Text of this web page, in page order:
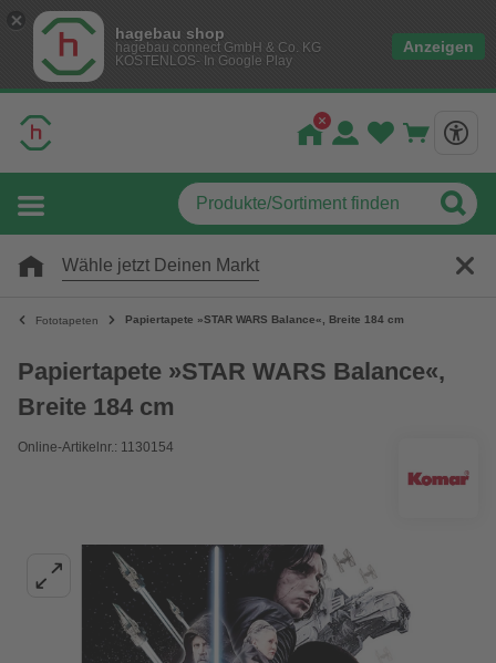
hagebau shop
hagebau connect GmbH & Co. KG
KOSTENLOS- In Google Play
Anzeigen
Wähle jetzt Deinen Markt
Fototapeten Papiertapete »STAR WARS Balance«, Breite 184 cm
Papiertapete »STAR WARS Balance«,
Breite 184 cm
Online-Artikelnr.: 1130154